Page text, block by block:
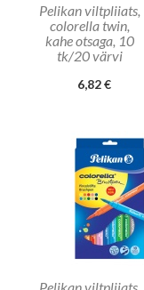
Pelikan viltpliiats,
colorella twin,
kahe otsaga, 10
tk/20 värvi
6,82 €